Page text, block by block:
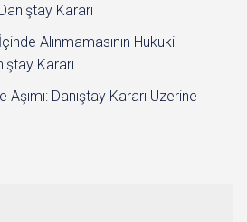
Kararı
Alınmamasının Hukuki
Kararı
Danıştay Kararı Üzerine